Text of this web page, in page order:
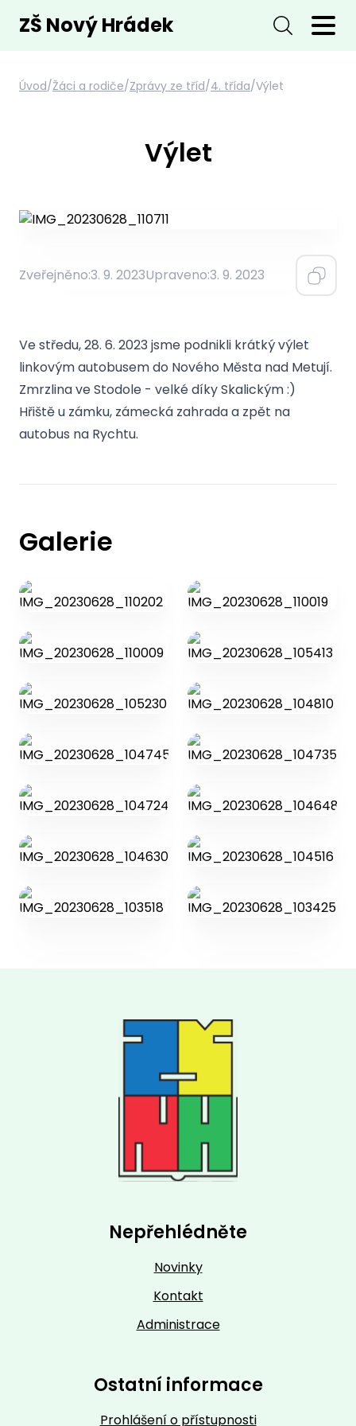
ZŠ Nový Hrádek
Úvod/Žáci a rodiče/Zprávy ze tříd/4. třída/Výlet
Výlet
Zveřejněno:3. 9. 2023Upraveno:3. 9. 2023
Ve středu, 28. 6. 2023 jsme podnikli krátký výlet
linkovým autobusem do Nového Města nad Metují.
Zmrzlina ve Stodole - velké díky Skalickým :)
Hřiště u zámku, zámecká zahrada a zpět na
autobus na Rychtu.
Galerie
Nepřehlédněte
Novinky
Kontakt
Administrace
Ostatní informace
Prohlášení o přístupnosti